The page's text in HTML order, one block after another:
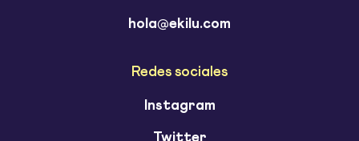
hola@ekilu.com
Redes sociales
Instagram
Twitter